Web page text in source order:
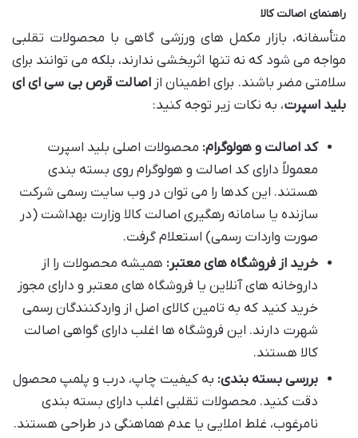
راهنمای اصالت کالا
متأسفانه، بازار مکمل های ورزشی گاهی با محصولات تقلبی
مواجه می شود که نه تنها اثربخشی ندارند، بلکه می توانند برای
سلامتی مضر باشند. برای اطمینان ازاصالت قرص بی سی ای ای
بلید اسپرت، به نکات زیر توجه کنید:
کد اصالت و هولوگرام: محصولات اصلی بلید اسپرت
معمولاً دارای کد اصالت و هولوگرام روی بسته بندی
هستند. این کدها را می توان در وب سایت رسمی شرکت
سازنده یا سامانه رهگیری اصالت کالا وزارت بهداشت (در
صورت واردات رسمی) استعلام گرفت.
خرید از فروشگاه های معتبر: همیشه محصولات را از
داروخانه های آنلاین یا فروشگاه های معتبر و دارای مجوز
خرید کنید که به تامین کالای اصل از واردکنندگان رسمی
شهرت دارند. این فروشگاه ها اغلب دارای گواهی اصالت
کالا هستند.
بررسی بسته بندی: به کیفیت چاپ، درب و پلمپ محصول
دقت کنید. محصولات تقلبی اغلب دارای بسته بندی
نامرغوب، غلط املایی یا عدم هماهنگی در طراحی هستند.